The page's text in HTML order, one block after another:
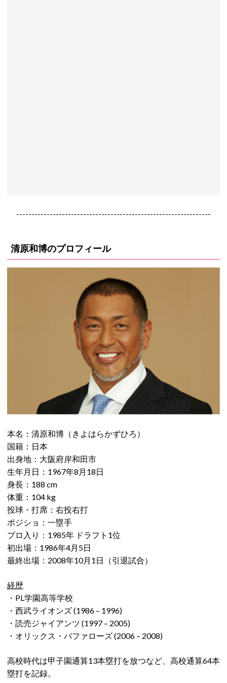
----------------------------------------------------------------
清原和博のプロフィール
本名：清原和博（きよはらかずひろ）
国籍：日本
出身地：大阪府岸和田市
生年月日：1967年8月18日
身長：188 cm
体重：104 kg
投球・打席：右投右打
ポジショ：一塁手
プロ入り：1985年 ドラフト1位
初出場：1986年4月5日
最終出場：2008年10月1日（引退試合）
経歴
・PL学園高等学校
・西武ライオンズ (1986 – 1996)
・読売ジャイアンツ (1997 – 2005)
・オリックス・バファローズ (2006 – 2008)
高校時代は甲子園通算13本塁打を放つなど、高校通算64本
塁打を記録。